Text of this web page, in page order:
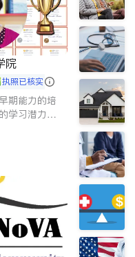
院
执照已核实
期能力的培
学习潜力和